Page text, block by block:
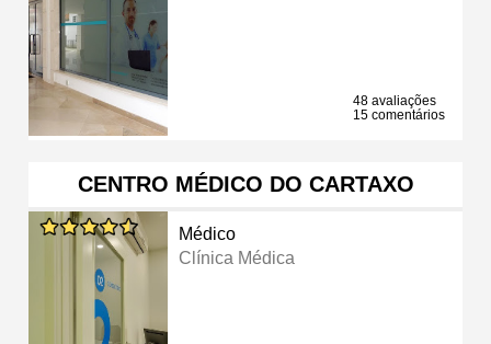
48 avaliações
15 comentários
CENTRO MÉDICO DO CARTAXO
Médico
Clínica Médica